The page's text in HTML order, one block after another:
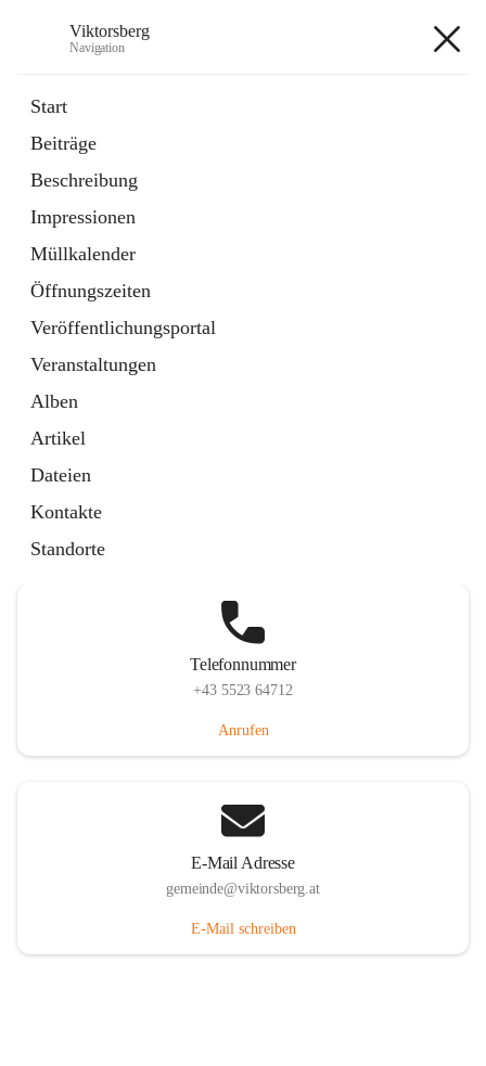
Viktorsberg
Navigation
Start
Beiträge
Beschreibung
Impressionen
Müllkalender
Öffnungszeiten
Veröffentlichungsportal
Veranstaltungen
Alben
Artikel
Dateien
Kontakte
Standorte
1 Schnellzugriff
Bürgerservice
10 Schnellzugriffe
Telefonnummer
+43 5523 64712
Anrufen
E-Mail Adresse
gemeinde@viktorsberg.at
E-Mail schreiben